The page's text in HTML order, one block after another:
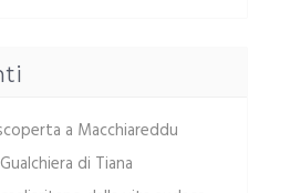
a Macchiareddu
di Tiana